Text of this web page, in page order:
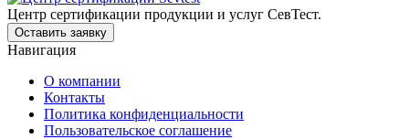
Центр сертификации продукции и услуг СевТест.
Оставить заявку
Навигация
О компании
Контакты
Политика конфиденциальности
Пользовательское соглашение